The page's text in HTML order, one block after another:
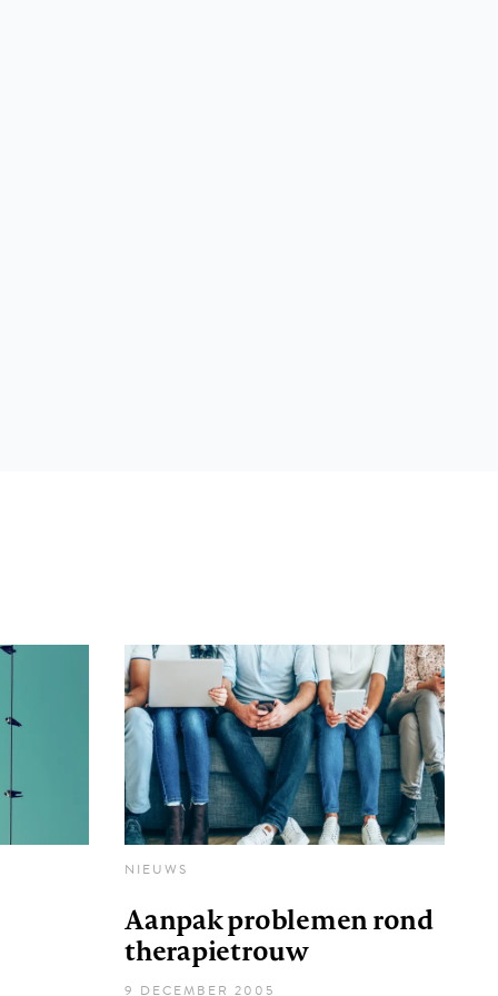
NIEUWS
Aanpak problemen rond
therapietrouw
9 DECEMBER 2005